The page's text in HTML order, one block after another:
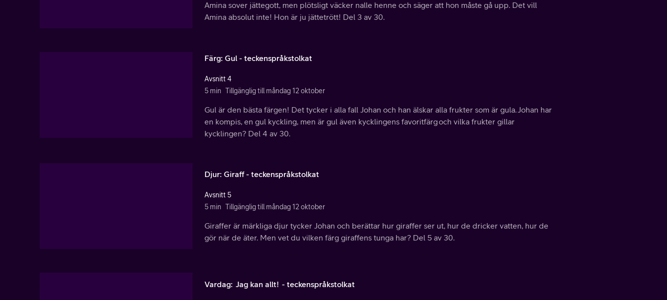
Amina sover jättegott, men plötsligt väcker nalle henne och säger att hon måste gå upp. Det vill
Amina absolut inte! Hon är ju jättetrött! Del 3 av 30.
Färg: Gul - teckenspråkstolkat
Avsnitt 4
5 min Tillgänglig till måndag 12 oktober
Gul är den bästa färgen! Det tycker i alla fall Johan och han älskar alla frukter som är gula. Johan har
en kompis, en gul kyckling, men är gul även kycklingens favoritfärg och vilka frukter gillar
kycklingen? Del 4 av 30.
Djur: Giraff - teckenspråkstolkat
Avsnitt 5
5 min Tillgänglig till måndag 12 oktober
Giraffer är märkliga djur tycker Johan och berättar hur giraffer ser ut, hur de dricker vatten, hur de
gör när de äter. Men vet du vilken färg giraffens tunga har? Del 5 av 30.
Vardag: Jag kan allt! - teckenspråkstolkat